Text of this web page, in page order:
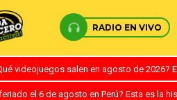
RADIO EN VIVO
videojuegos salen en agosto de
el 6 de agosto en Perú? Esta es la